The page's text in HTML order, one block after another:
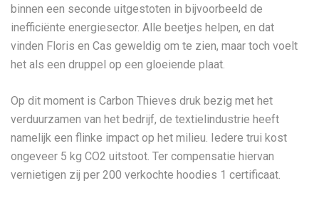
binnen een seconde uitgestoten in bijvoorbeeld de
inefficiënte energiesector. Alle beetjes helpen, en dat
vinden Floris en Cas geweldig om te zien, maar toch voelt
het als een druppel op een gloeiende plaat.
Op dit moment is Carbon Thieves druk bezig met het
verduurzamen van het bedrijf, de textielindustrie heeft
namelijk een flinke impact op het milieu. Iedere trui kost
ongeveer 5 kg CO2 uitstoot. Ter compensatie hiervan
vernietigen zij per 200 verkochte hoodies 1 certificaat.